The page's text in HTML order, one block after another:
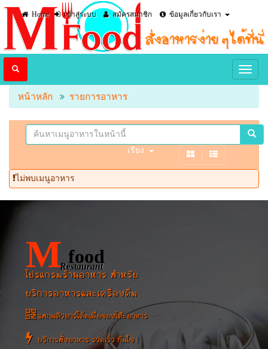
Home เข้าสู่ระบบ สมัครสมาชิก ข้อมูลเกี่ยวกับเรา
หน้าหลัก รายการอาหาร
เรียง
ไม่พบเมนูอาหาร
M food
Restaurant
โปรแกรมร้านอาหาร สำหรับ
บริการอาหารและเครื่องดื่ม
แสกนคิวอาร์โค้ดเพื่อจองโต๊ะอาหาร
บริการสั่งอาหาร รวดเร็ว ทันใจ !